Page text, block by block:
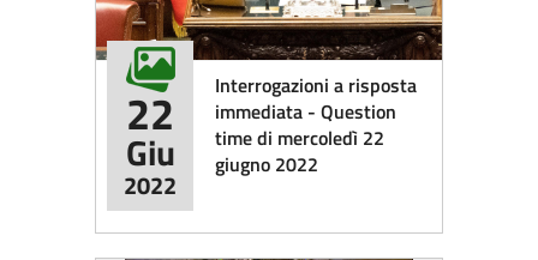
Interrogazioni a risposta
immediata - Question
time di mercoledì 22
giugno 2022
22
Giu
2022